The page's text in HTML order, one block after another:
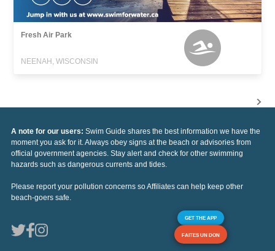
Fresh Air Park
NEENAH, WISCONSIN
A note for our users: Swim Guide shares the best information we have the
moment you ask for it. Always obey signs at the beach or advisories from
official government agencies. Stay alert and check for other swimming
hazards such as dangerous currents and tides.
Please report your pollution concerns so Affiliates can help keep other
beach-goers safe.
GET THE APP
FAITES UN DON